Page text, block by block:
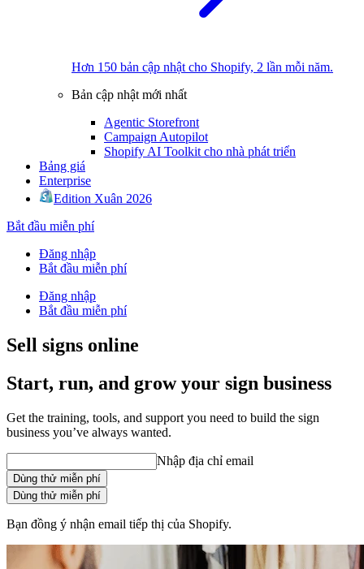
Hơn 150 bản cập nhật cho Shopify, 2 lần mỗi năm.
Bản cập nhật mới nhất
Agentic Storefront
Campaign Autopilot
Shopify AI Toolkit cho nhà phát triển
Bảng giá
Enterprise
Edition Xuân 2026
Bắt đầu miễn phí
Đăng nhập
Bắt đầu miễn phí
Đăng nhập
Bắt đầu miễn phí
Sell signs online
Start, run, and grow your sign business
Get the training, tools, and support you need to build the sign
business you’ve always wanted.
Nhập địa chỉ email
Dùng thử miễn phí
Dùng thử miễn phí
Bạn đồng ý nhận email tiếp thị của Shopify.